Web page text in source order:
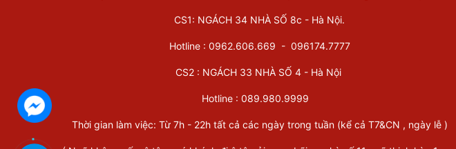
CS1: NGÁCH 34 NHÀ SỐ 8c - Hà Nội.
Hotline : 0962.606.669 - 096174.7777
CS2 : NGÁCH 33 NHÀ SỐ 4 - Hà Nội
Hotline :089.980.9999
Thời gian làm việc: Từ 7h - 22h tất cả các ngày trong tuần (kể cả T7&CN , ngày lễ )